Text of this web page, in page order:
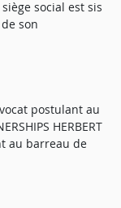
siège social est sis
son
postulant au
HERBERT
au barreau de